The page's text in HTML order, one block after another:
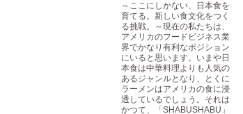
～ここにしかない、日本食を
育てる。新しい食文化をつく
る挑戦。～現在の私たちは、
アメリカのフードビジネス業
界でかなり有利なポジション
にいると思います。いまや日
本食は中華料理よりも人気の
あるジャンルとなり、とくに
ラーメンはアメリカの食に浸
透しているでしょう。それは
かつて、「SHABUSHABU」